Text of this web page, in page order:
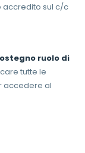
accredito sul c/c
ruolo di
tutte le
accedere al